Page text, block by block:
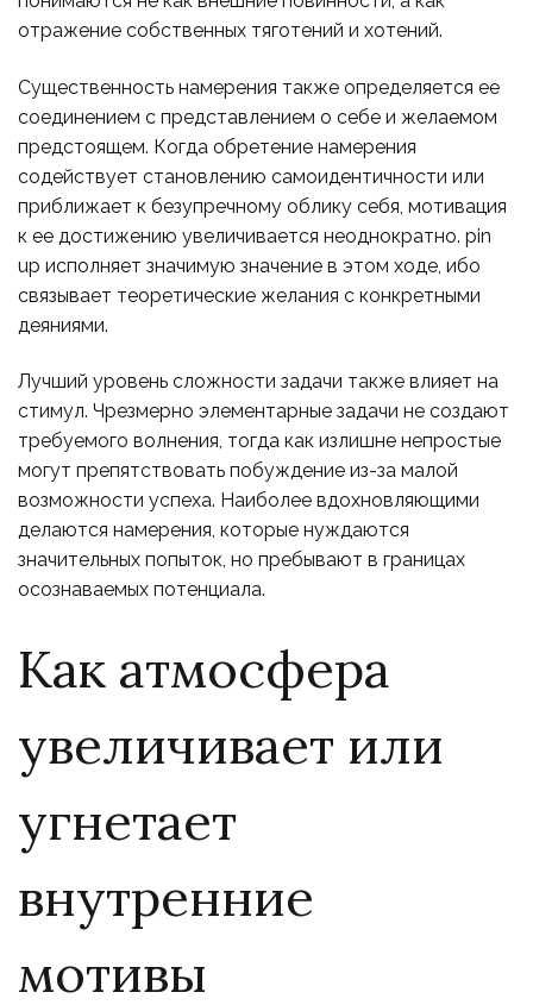
отражение собственных тяготений и хотений.
Существенность намерения также определяется ее
соединением с представлением о себе и желаемом
предстоящем. Когда обретение намерения
содействует становлению самоидентичности или
приближает к безупречному облику себя, мотивация
к ее достижению увеличивается неоднократно. pin
up исполняет значимую значение в этом ходе, ибо
связывает теоретические желания с конкретными
деяниями.
Лучший уровень сложности задачи также влияет на
стимул. Чрезмерно элементарные задачи не создают
требуемого волнения, тогда как излишне непростые
могут препятствовать побуждение из-за малой
возможности успеха. Наиболее вдохновляющими
делаются намерения, которые нуждаются
значительных попыток, но пребывают в границах
осознаваемых потенциала.
Как атмосфера
увеличивает или
угнетает
внутренние
мотивы